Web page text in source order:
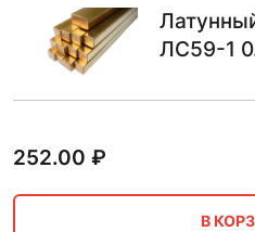
ЛС59-1
252.00 ₽
В